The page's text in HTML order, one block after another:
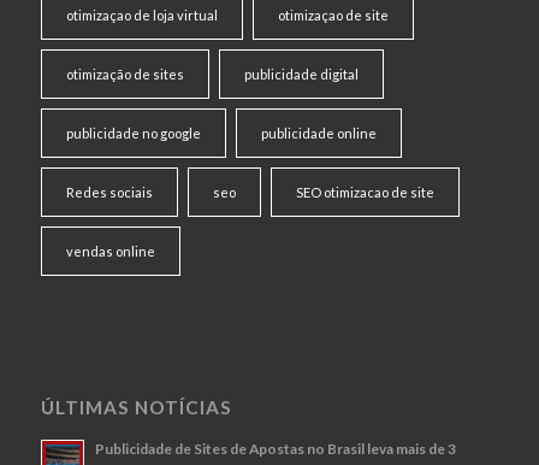
otimizaçao de loja virtual otimizaçao de site
otimização de sites publicidade digital
publicidade no google publicidade online
Redes sociais seo SEO otimizacao de site
vendas online
ÚLTIMAS NOTÍCIAS
Publicidade de Sites de Apostas no Brasil leva mais de 3